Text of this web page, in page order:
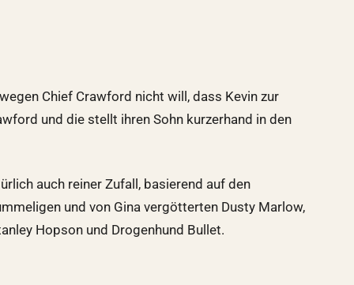
Chief Crawford nicht will, dass Kevin zur
und die stellt ihren Sohn kurzerhand in den
auch reiner Zufall, basierend auf den
und von Gina vergötterten Dusty Marlow,
Hopson und Drogenhund Bullet.